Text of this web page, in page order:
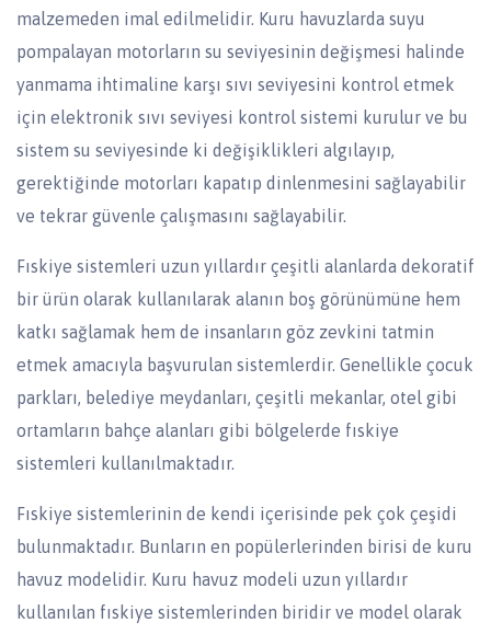
malzemeden imal edilmelidir. Kuru havuzlarda suyu
pompalayan motorların su seviyesinin değişmesi halinde
yanmama ihtimaline karşı sıvı seviyesini kontrol etmek
için elektronik sıvı seviyesi kontrol sistemi kurulur ve bu
sistem su seviyesinde ki değişiklikleri algılayıp,
gerektiğinde motorları kapatıp dinlenmesini sağlayabilir
ve tekrar güvenle çalışmasını sağlayabilir.
Fıskiye sistemleri uzun yıllardır çeşitli alanlarda dekoratif
bir ürün olarak kullanılarak alanın boş görünümüne hem
katkı sağlamak hem de insanların göz zevkini tatmin
etmek amacıyla başvurulan sistemlerdir. Genellikle çocuk
parkları, belediye meydanları, çeşitli mekanlar, otel gibi
ortamların bahçe alanları gibi bölgelerde fıskiye
sistemleri kullanılmaktadır.
Fıskiye sistemlerinin de kendi içerisinde pek çok çeşidi
bulunmaktadır. Bunların en popülerlerinden birisi de kuru
havuz modelidir. Kuru havuz modeli uzun yıllardır
kullanılan fıskiye sistemlerinden biridir ve model olarak